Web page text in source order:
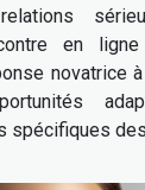
en ligne
novatrice
spécifiques